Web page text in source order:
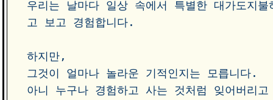
우리는 날마다 일상 속에서 특별한 대가도지불
고 보고 경험합니다.
하지만,
그것이 얼마나 놀라운 기적인지는 모릅니다.
아니 누구나 경험하고 사는 것처럼 잊어버리